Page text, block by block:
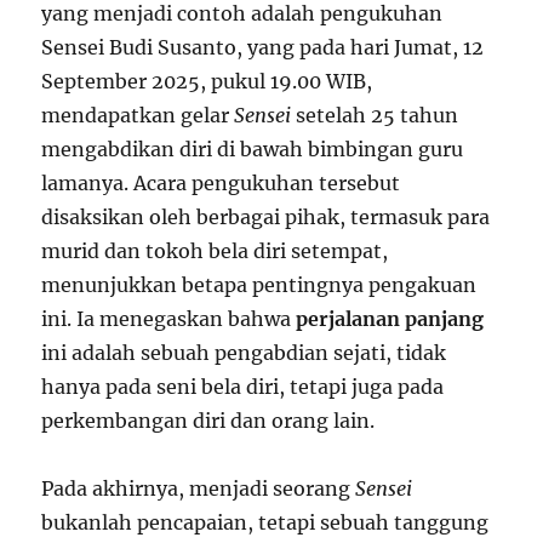
yang menjadi contoh adalah pengukuhan
Sensei Budi Susanto, yang pada hari Jumat, 12
September 2025, pukul 19.00 WIB,
mendapatkan gelarSensei setelah 25 tahun
mengabdikan diri di bawah bimbingan guru
lamanya. Acara pengukuhan tersebut
disaksikan oleh berbagai pihak, termasuk para
murid dan tokoh bela diri setempat,
menunjukkan betapa pentingnya pengakuan
ini. Ia menegaskan bahwaperjalanan panjang
ini adalah sebuah pengabdian sejati, tidak
hanya pada seni bela diri, tetapi juga pada
perkembangan diri dan orang lain.
Pada akhirnya, menjadi seorangSensei
bukanlah pencapaian, tetapi sebuah tanggung